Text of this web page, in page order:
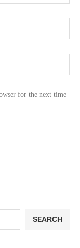
for the next time
SEARCH